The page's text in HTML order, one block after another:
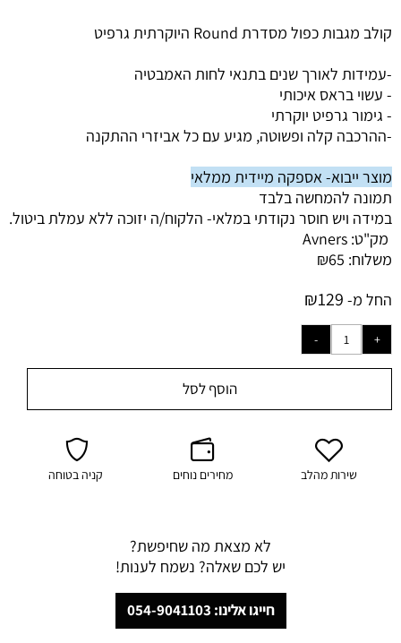
קולב מגבות כפול מסדרת Round היוקרתית גרפיט
-עמידות לאורך שנים בתנאי לחות האמבטיה
- עשוי בראס איכותי
- גימור גרפיט יוקרתי
-ההרכבה קלה ופשוטה, מגיע עם כל אביזרי ההתקנה
מוצר ייבוא- אספקה מיידית ממלאי
תמונה להמחשה בלבד
במידה ויש חוסר נקודתי במלאי- הלקוח/ה יזוכה ללא עמלת ביטול.
מק"ט: Avners
משלוח:
₪65
החל מ-
₪129
הוסף לסל
שירות מהלב מחירים נוחים קניה בטוחה
לא מצאת מה שחיפשת?
יש לכם שאלה? נשמח לענות!
חייגו אלינו: 054-9041103